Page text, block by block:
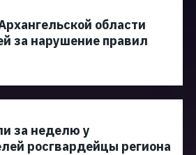
области
за нарушение правил
за неделю у
росгвардейцы региона